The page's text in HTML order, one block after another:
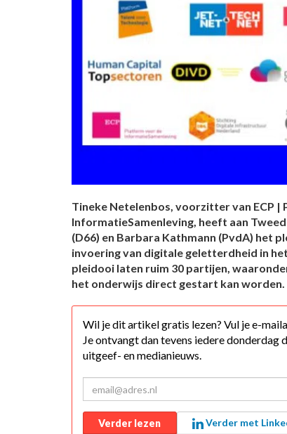
Tineke Netelenbos, voorzitter van ECP
InformatieSamenleving, heeft aan
(D66) en Barbara Kathmann (PvdA) het
invoering van digitale geletterdheid in
pleidooi laten ruim 30 partijen,
het onderwijs direct gestart kan worden.
Wil je dit artikel gratis lezen? Vul je e-
Je ontvangt dan tevens iedere donderdag
uitgeef- en medianieuws.
Verder lezen Verder met